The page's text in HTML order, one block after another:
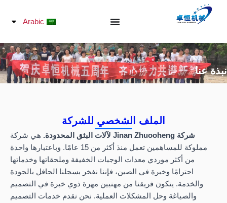
تخطي
Arabic
نبذة عنا
الملف الشخصي للشركة
شركة Jinan Zhuooheng لآلات البثق المحدودة.
هي شركة
مملوكة للمساهمين تعمل منذ أكثر من 15 عامًا. وباعتبارها واحدة
من أكثر موردي معدات الوجبات الخفيفة وملحقاتها وخدماتها
احترامًا وخبرة في الصين، فإننا نفخر بسجلنا الحافل بالجودة
والخدمة. يتكون فريقنا من مهنيين مهرة ذوي خبرة في التصميم
والصياغة وحل المشكلات العملية. نحن نقدم خدمات التصميم